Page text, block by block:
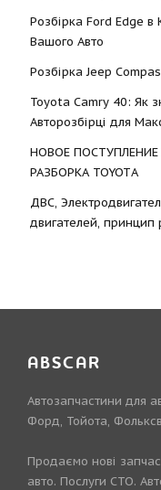
Розбірка Ford Edge в
Вашого Авто
Розбірка Jeep
Toyota Camry 40: Як
Авторозбірці для
НОВОЕ
РАЗБОРКА TOYOTА
ДВС,
двигателей, принцип
ABSCAR
Автозапчастини для
Форд, Тойота,
Продаємо нові
авто. Послуги СТО.